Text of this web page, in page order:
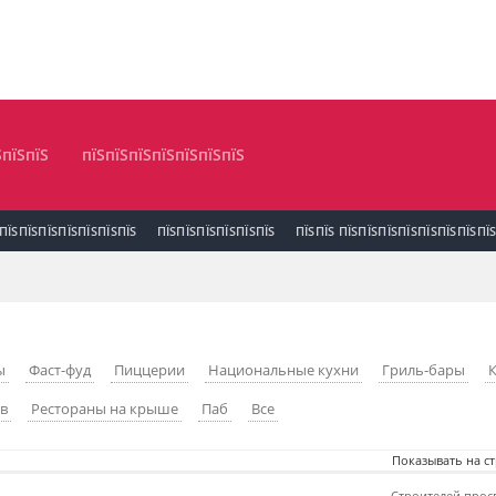
пїЅпїЅпїЅпїЅпїЅпїЅпїЅ
ПЇЅПЇЅПЇЅПЇЅПЇЅПЇЅПЇЅ ПЇЅПЇЅПЇЅПЇЅПЇЅПЇЅ ПЇЅПЇЅ ПЇЅПЇЅПЇЅПЇЅПЇЅПЇЅПЇЅПЇЅ
Фаст-фуд Пиццерии Национальные кухни Гриль-бары
Рестораны на крыше Паб Все
Показывать на